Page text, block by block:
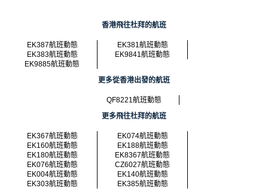
香港飛往杜拜的航班
EK387航班動態
EK381航班動態
EK383航班動態
EK9841航班動態
EK9885航班動態
更多從香港出發的航班
QF8221航班動態
更多飛往杜拜的航班
EK367航班動態
EK074航班動態
EK160航班動態
EK188航班動態
EK180航班動態
EK8367航班動態
EK076航班動態
CZ6027航班動態
EK004航班動態
EK140航班動態
EK303航班動態
EK385航班動態